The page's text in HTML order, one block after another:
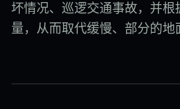
坏情况、巡逻交通事故，并根
量，从而取代缓慢、部分的地